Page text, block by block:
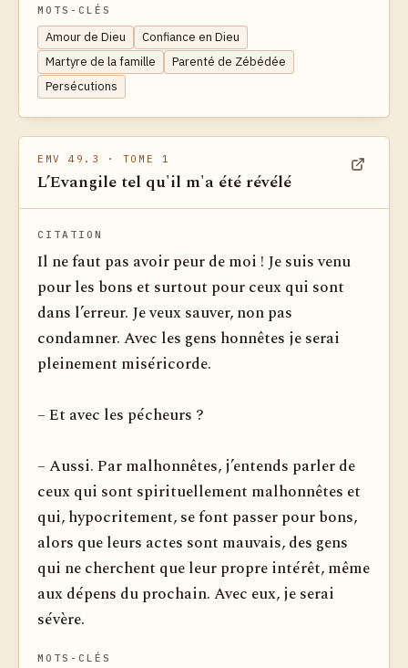
MOTS-CLÉS
Amour de Dieu
Confiance en Dieu
Martyre de la famille
Parenté de Zébédée
Persécutions
EMV 49.3 · TOME 1
L’Evangile tel qu'il m'a été révélé
CITATION
Il ne faut pas avoir peur de moi ! Je suis venu
pour les bons et surtout pour ceux qui sont
dans l’erreur. Je veux sauver, non pas
condamner. Avec les gens honnêtes je serai
pleinement miséricorde.
– Et avec les pécheurs ?
– Aussi. Par malhonnêtes, j’entends parler de
ceux qui sont spirituellement malhonnêtes et
qui, hypocritement, se font passer pour bons,
alors que leurs actes sont mauvais, des gens
qui ne cherchent que leur propre intérêt, même
aux dépens du prochain. Avec eux, je serai
sévère.
MOTS-CLÉS